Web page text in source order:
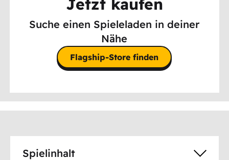
Jetzt kaufen
Suche einen Spieleladen in deiner
Nähe
Flagship-Store finden
Spielinhalt